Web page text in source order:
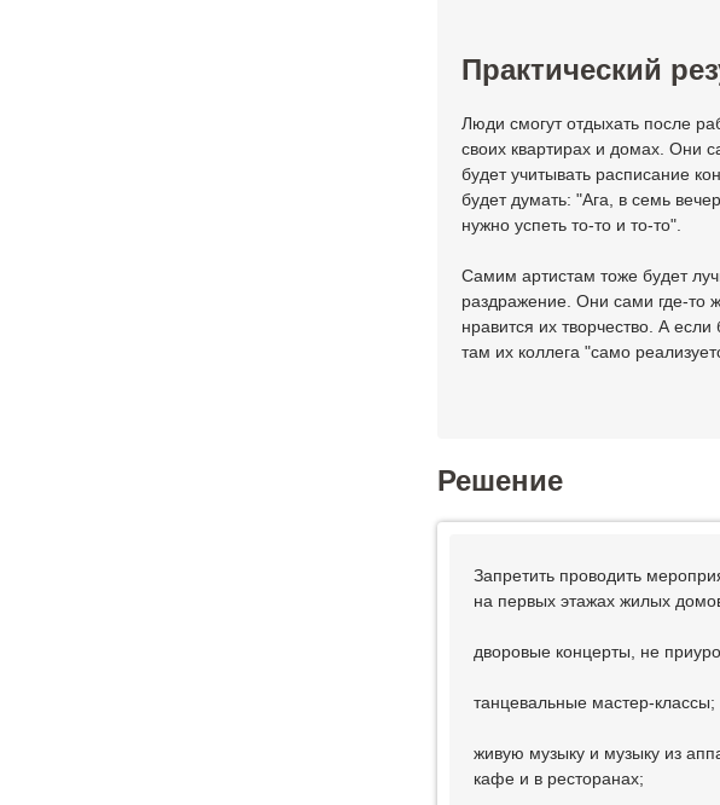
Практический
Люди смогут отдыхать после
своих квартирах и домах. Они
будет учитывать расписание
будет думать: "Ага, в семь
нужно успеть то-то и то-то".
Самим артистам тоже будет
раздражение. Они сами где-то
нравится их творчество. А
там их коллега "само
Решение
Запретить проводить
на первых этажах жилых
дворовые концерты, не
танцевальные мастер-классы;
живую музыку и музыку из
кафе и в ресторанах;